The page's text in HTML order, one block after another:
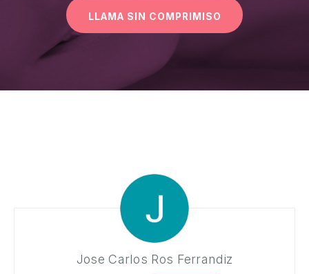
LLAMA SIN COMPRIMISO
Jose Carlos Ros Ferrandiz